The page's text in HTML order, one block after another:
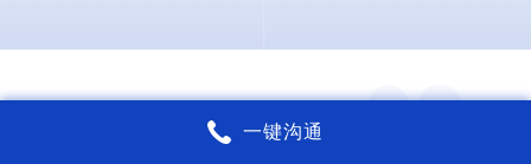
锐智互动核心能力
一键沟通